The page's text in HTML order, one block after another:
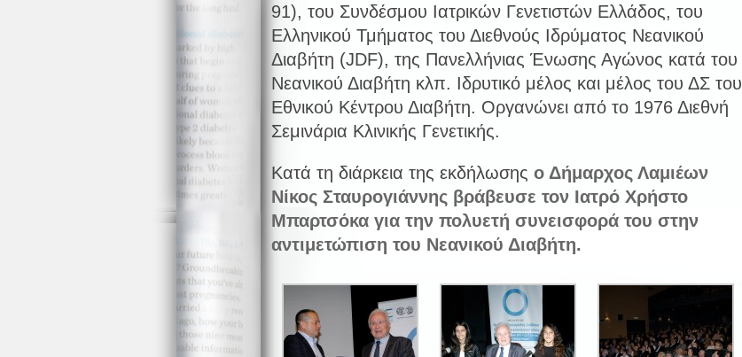
91), του Συνδέσμου Ιατρικών Γενετιστών Ελλάδος, του
Ελληνικού Τμήματος του Διεθνούς Ιδρύματος Νεανικού
Διαβήτη (JDF), της Πανελλήνιας Ένωσης Αγώνος κατά του
Νεανικού Διαβήτη κλπ. Ιδρυτικό μέλος και μέλος του ΔΣ του
Εθνικού Κέντρου Διαβήτη. Οργανώνει από το 1976 Διεθνή
Σεμινάρια Κλινικής Γενετικής.
Κατά τη διάρκεια της εκδήλωσης ο Δήμαρχος Λαμιέων
Νίκος Σταυρογιάννης βράβευσε τον Ιατρό Χρήστο
Μπαρτσόκα για την πολυετή συνεισφορά του στην
αντιμετώπιση του Νεανικού Διαβήτη.